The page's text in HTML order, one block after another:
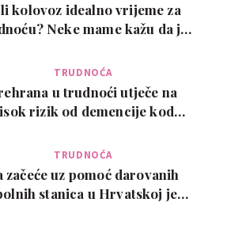
li kolovoz idealno vrijeme za
Neke mame kažu da je
TRUDNOĆA
u trudnoći utječe na
rizik od demencije kod
TRUDNOĆA
začeće uz pomoć darovanih
stanica u Hrvatskoj je